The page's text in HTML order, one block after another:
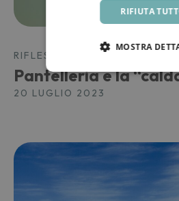
RIFLESSIONI DA PANTELLERIA
Pantelleria e la
20 LUGLIO 2023
RIFIUTA
MOSTRA